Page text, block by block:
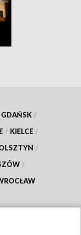
GDAŃSK /
/ KIELCE /
/
/